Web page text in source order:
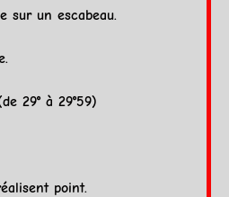
sur un escabeau.
29° à 29°59)
point.